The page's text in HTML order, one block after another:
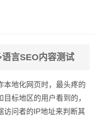
言SEO内容测试
本地化网页时，最头疼的
标地区的用户看到的，
访问者的IP地址来判断其